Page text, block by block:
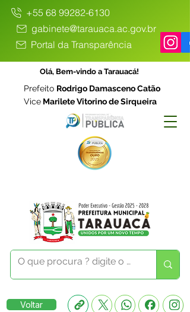
+55 68 99282-6130
gabinete@tarauaca.ac.gov.br
Portal da Transparência
Olá, Bem-vindo a Tarauacá!
Prefeito Rodrigo Damasceno Catão
Vice Marilete Vitorino de Sirqueira
Voltar